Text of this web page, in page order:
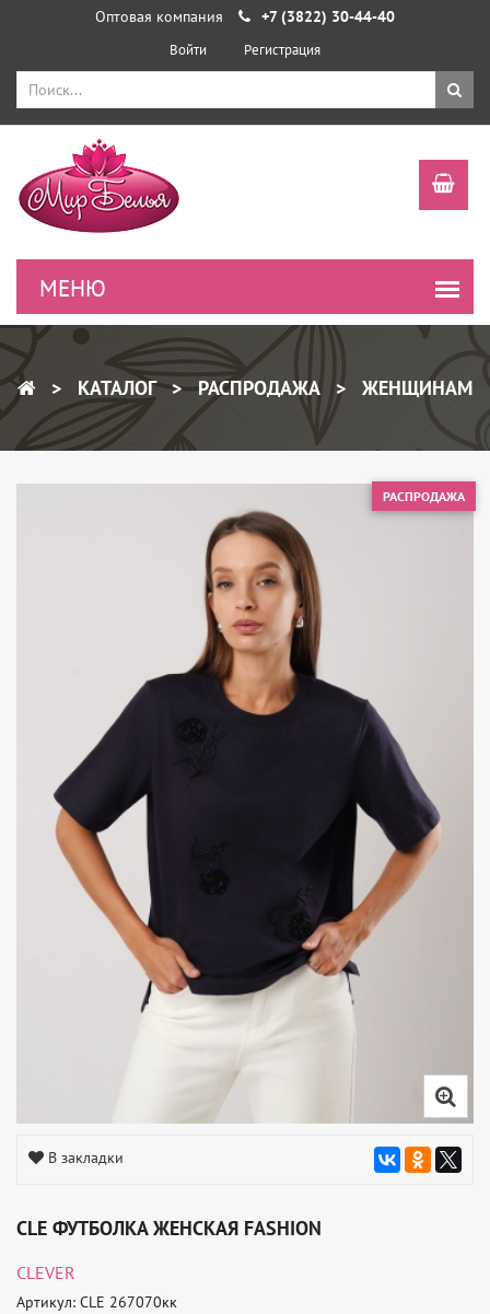
Оптовая компания +7 (3822) 30-44-40
Войти Регистрация
КАТАЛОГ РАСПРОДАЖА ЖЕНЩИНАМ
РАСПРОДАЖА
В закладки
CLE ФУТБОЛКА ЖЕНСКАЯ FASHION
CLEVER
Артикул: CLE 267070кк